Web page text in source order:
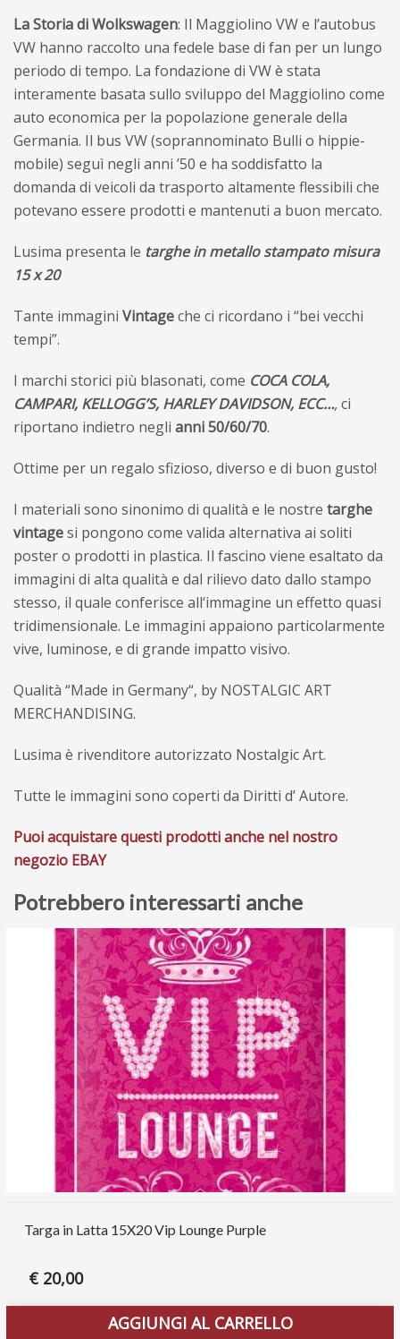
La Storia di Wolkswagen: Il Maggiolino VW e l’autobus
VW hanno raccolto una fedele base di fan per un lungo
periodo di tempo. La fondazione di VW è stata
interamente basata sullo sviluppo del Maggiolino come
auto economica per la popolazione generale della
Germania. Il bus VW (soprannominato Bulli o hippie-
mobile) seguì negli anni ’50 e ha soddisfatto la
domanda di veicoli da trasporto altamente flessibili che
potevano essere prodotti e mantenuti a buon mercato.
Lusima presenta le targhe in metallo stampato misura
15 x 20
Tante immagini Vintageche ci ricordano i “bei vecchi
tempi”.
I marchi storici più blasonati, come COCA COLA,
CAMPARI, KELLOGG’S, HARLEY DAVIDSON, ECC…,ci
riportano indietro negli anni 50/60/70.
Ottime per un regalo sfizioso, diverso e di buon gusto!
I materiali sono sinonimo di qualità e le nostre targhe
vintagesi pongono come valida alternativa ai soliti
poster o prodotti in plastica. Il fascino viene esaltato da
immagini di alta qualità e dal rilievo dato dallo stampo
stesso, il quale conferisce all‘immagine un effetto quasi
tridimensionale. Le immagini appaiono particolarmente
vive, luminose, e di grande impatto visivo.
Qualità “Made in Germany“, by NOSTALGIC ART
MERCHANDISING.
Lusima è rivenditore autorizzato Nostalgic Art.
Tutte le immagini sono coperti da Diritti d’ Autore.
Puoi acquistare questi prodotti anche nel nostro
negozio EBAY
Potrebbero interessarti anche
Targa in Latta 15X20 Vip Lounge Purple
€ 20,00
AGGIUNGI AL CARRELLO